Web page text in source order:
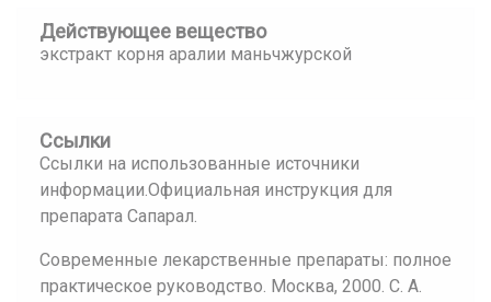
Действующее вещество
экстракт корня аралии маньчжурской
Ссылки
Ссылки на использованные источники
информации.Официальная инструкция для
препарата Сапарал.
Современные лекарственные препараты: полное
практическое руководство. Москва, 2000. С. А.